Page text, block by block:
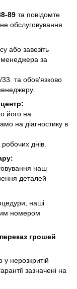
89 та повідомте
обслуговування.
або завезіть
за
та обов’язково
його на
на діагностику в
днів.
наш
деталей
наші
номером
переказ грошей
нерозкритій
зазначені на